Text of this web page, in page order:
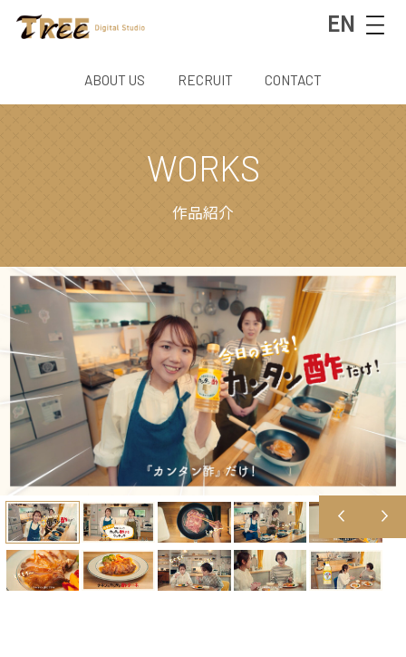
EN
ABOUT US RECRUIT CONTACT
WORKS
作品紹介